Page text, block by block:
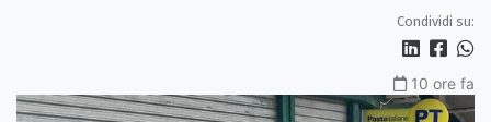
Condividi su:
10 ore fa